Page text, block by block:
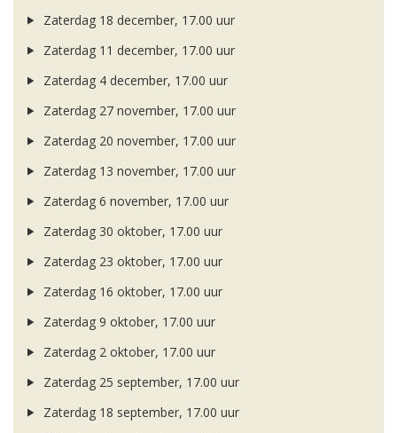
Zaterdag 18 december, 17.00 uur
Zaterdag 11 december, 17.00 uur
Zaterdag 4 december, 17.00 uur
Zaterdag 27 november, 17.00 uur
Zaterdag 20 november, 17.00 uur
Zaterdag 13 november, 17.00 uur
Zaterdag 6 november, 17.00 uur
Zaterdag 30 oktober, 17.00 uur
Zaterdag 23 oktober, 17.00 uur
Zaterdag 16 oktober, 17.00 uur
Zaterdag 9 oktober, 17.00 uur
Zaterdag 2 oktober, 17.00 uur
Zaterdag 25 september, 17.00 uur
Zaterdag 18 september, 17.00 uur